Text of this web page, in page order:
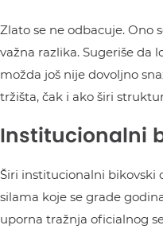
Zlato se ne odbacuje. Ono
važna razlika. Sugeriše da
možda još nije dovoljno
tržišta, čak i ako širi
Institucionalni
Širi institucionalni bikovski
silama koje se grade
uporna tražnja oficialnog